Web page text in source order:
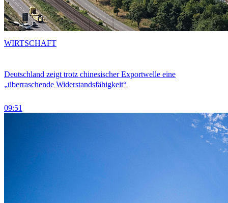
Deutschland zeigt trotz chinesischer Exportwelle eine
„überraschende Widerstandsfähigkeit“
09:51
WIRTSCHAFT